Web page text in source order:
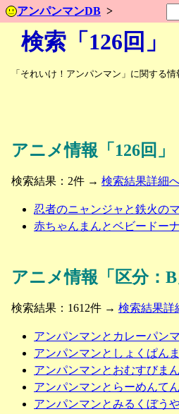
アンパンマンDB
検索「126回」
「それいけ！アンパンマン」に関する
アニメ情報「126回」
検索結果：2件 → 検索結果詳細
忍者のニャンジャと鉄火の
赤ちゃんまんとベビードー
アニメ情報「区分：B
検索結果：1612件 → 検索結果詳
アンパンマンとカレーパン
アンパンマンとしょくぱん
アンパンマンとおむすびまん
アンパンマンとらーめんて
アンパンマンとみるくぼう